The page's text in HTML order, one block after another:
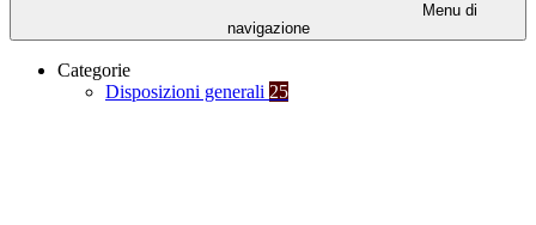
Menu di
navigazione
Categorie
Disposizioni generali 25